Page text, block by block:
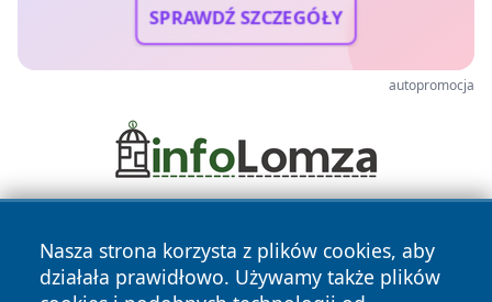
SPRAWDŹ SZCZEGÓŁY
autopromocja
Nasza strona korzysta z plików cookies, aby
działała prawidłowo. Używamy także plików